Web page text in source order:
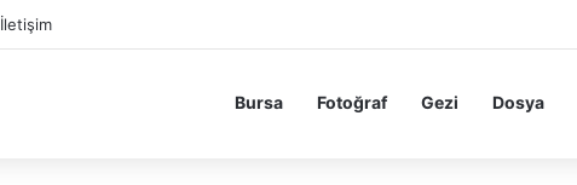
İletişim
Bursa Fotoğraf Gezi Dosya